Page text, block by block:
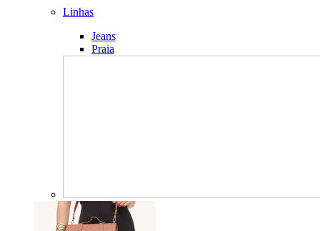
Linhas
Jeans
Praia